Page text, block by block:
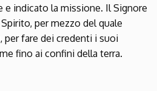
e indicato la missione. Il Signore
per mezzo del quale
per fare dei credenti i suoi
fino ai confini della terra.